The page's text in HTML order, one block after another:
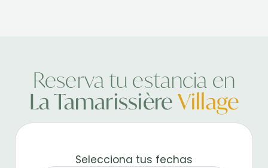
Reserva tu estancia en
La TamarissièreVillage
Selecciona tus fechas